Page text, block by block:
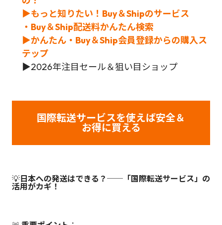
▶もっと知りたい！Buy＆Shipのサービス
・Buy＆Ship配送料かんたん検索
▶かんたん・Buy＆Ship会員登録からの購入ス
テップ
▶2026年注目セール＆狙い目ショップ
国際転送サービスを使えば安全＆
お得に買える
💡 日本への発送はできる？──「国際転送サービス」の
活用がカギ！